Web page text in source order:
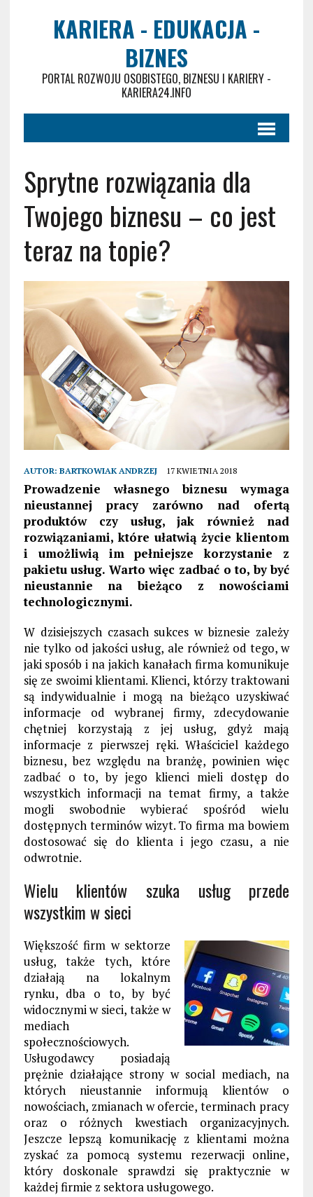
KARIERA - EDUKACJA -
BIZNES
PORTAL ROZWOJU OSOBISTEGO, BIZNESU I KARIERY -
KARIERA24.INFO
Sprytne rozwiązania dla
Twojego biznesu – co jest
teraz na topie?
AUTOR: BARTKOWIAK ANDRZEJ 17 KWIETNIA 2018
Prowadzenie własnego biznesu wymaga
nieustannej pracy zarówno nad ofertą
produktów czy usług, jak również nad
rozwiązaniami, które ułatwią życie klientom
i umożliwią im pełniejsze korzystanie z
pakietu usług. Warto więc zadbać o to, by być
nieustannie na bieżąco z nowościami
technologicznymi.
W dzisiejszych czasach sukces w biznesie zależy
nie tylko od jakości usług, ale również od tego, w
jaki sposób i na jakich kanałach firma komunikuje
się ze swoimi klientami. Klienci, którzy traktowani
są indywidualnie i mogą na bieżąco uzyskiwać
informacje od wybranej firmy, zdecydowanie
chętniej korzystają z jej usług, gdyż mają
informacje z pierwszej ręki. Właściciel każdego
biznesu, bez względu na branżę, powinien więc
zadbać o to, by jego klienci mieli dostęp do
wszystkich informacji na temat firmy, a także
mogli swobodnie wybierać spośród wielu
dostępnych terminów wizyt. To firma ma bowiem
dostosować się do klienta i jego czasu, a nie
odwrotnie.
Wielu klientów szuka usług przede
wszystkim w sieci
Większość firm w sektorze
usług, także tych, które
działają na lokalnym
rynku, dba o to, by być
widocznymi w sieci, także w
mediach
społecznościowych.
Usługodawcy posiadają
prężnie działające strony w social mediach, na
których nieustannie informują klientów o
nowościach, zmianach w ofercie, terminach pracy
oraz o różnych kwestiach organizacyjnych.
Jeszcze lepszą komunikację z klientami można
zyskać za pomocą systemu rezerwacji online,
który doskonale sprawdzi się praktycznie w
każdej firmie z sektora usługowego.